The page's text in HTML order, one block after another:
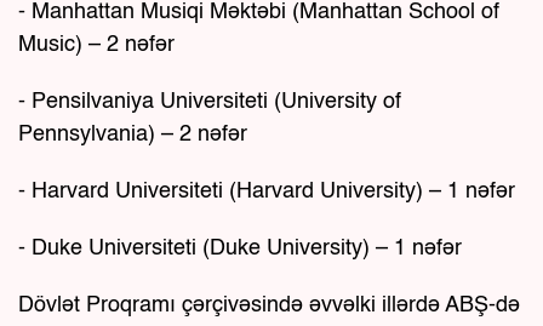
- Manhattan Musiqi Məktəbi (Manhattan School of
Music) – 2 nəfər
- Pensilvaniya Universiteti (University of
Pennsylvania) – 2 nəfər
- Harvard Universiteti (Harvard University) – 1 nəfər
- Duke Universiteti (Duke University) – 1 nəfər
Dövlət Proqramı çərçivəsində əvvəlki illərdə ABŞ-də